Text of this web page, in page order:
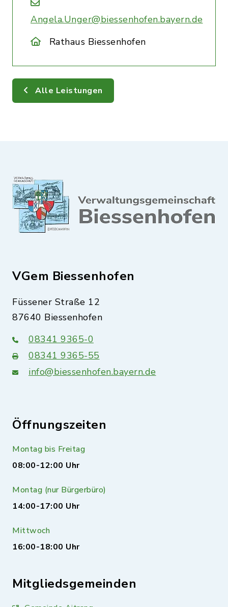
Angela.Unger@biessenhofen.bayern.de
Rathaus Biessenhofen
Alle Leistungen
VGem Biessenhofen
Füssener Straße 12
87640 Biessenhofen
08341 9365-0
08341 9365-55
info@biessenhofen.bayern.de
Öffnungszeiten
Montag bis Freitag
08:00-12:00 Uhr
Montag (nur Bürgerbüro)
14:00-17:00 Uhr
Mittwoch
16:00-18:00 Uhr
Mitgliedsgemeinden